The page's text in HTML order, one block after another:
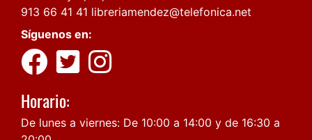
913 66 41 41 libreriamendez@telefonica.net
Síguenos en:
Horario:
De lunes a viernes: De 10:00 a 14:00 y de 16:30 a